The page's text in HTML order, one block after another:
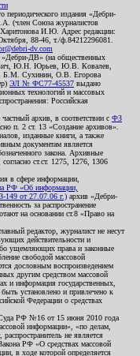
периодического издания «Дебри-
(член Союза журналистов
Харитонова И.Ю. Адрес редакции:
88-46, т./ф.84212296081.
dv.com
«Дебри-ДВ» (на общественных
Ю.Н. Юрьев, Ю.В. Ковалев,
Сухинин, О.В. Егорова
ЭЛ № ФС77-45537 выдано
технологий и массовых
Российская
архив, в соответствии с ФЗ
п. 2 ст. 13 «Создание архивов».
изданные книги, а также
документам является
закона. Архивные
ст.ст. 1275, 1276, 1306
в сфере информации,
РФ «Об информации,
149 от 27.07.06 г.) архив «Дебри-
за распространение
на основании ст.8 «Право на
редактор, журналист не несут
действительности и
ущемляющих права и законные
свободой массовой
дословным воспроизведением
другим средством массовой
и информация государственных,
установлено и привлечено к
Федерации о средствах
РФ №16 от 15 июня 2010 года
информации», «по делам,
не является
РФ «О средствах массовой
в ходе которой определяется